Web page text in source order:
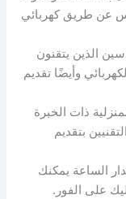
عن طريق كهربائي
الذين يتقنون
وأيضًا تقديم
ذات الخبرة
بتقديم
الساعة يمكنك
على الفور.